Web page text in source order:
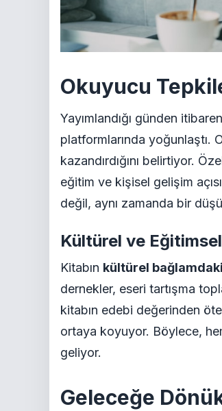
Okuyucu
Yayımlandığı günden
platformlarında yoğunlaştı.
kazandırdığını belirtiyor.
eğitim ve kişisel gelişim
değil, aynı zamanda bir
Kültürel ve
Kitabın kültürel
dernekler, eseri tartışma
kitabın edebi değerinden
ortaya koyuyor. Böylece,
geliyor.
Geleceğe